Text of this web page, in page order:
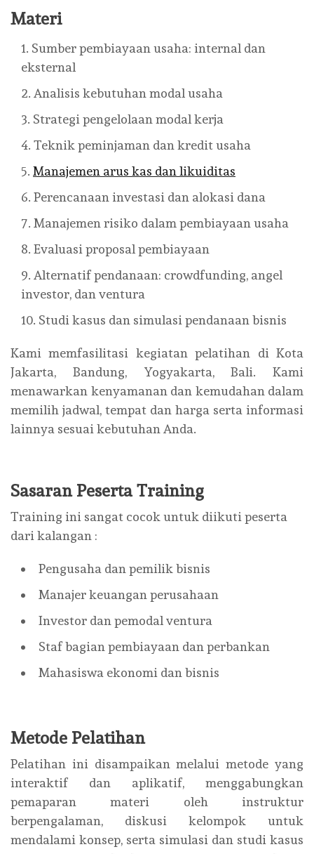
Materi
Sumber pembiayaan usaha: internal dan
eksternal
Analisis kebutuhan modal usaha
Strategi pengelolaan modal kerja
Teknik peminjaman dan kredit usaha
Manajemen arus kas dan likuiditas
Perencanaan investasi dan alokasi dana
Manajemen risiko dalam pembiayaan usaha
Evaluasi proposal pembiayaan
Alternatif pendanaan: crowdfunding, angel
investor, dan ventura
Studi kasus dan simulasi pendanaan bisnis
Kami memfasilitasi kegiatan pelatihan di Kota
Jakarta, Bandung, Yogyakarta, Bali. Kami
menawarkan kenyamanan dan kemudahan dalam
memilih jadwal, tempat dan harga serta informasi
lainnya sesuai kebutuhan Anda.
Sasaran Peserta Training
Training ini sangat cocok untuk diikuti peserta
dari kalangan :
Pengusaha dan pemilik bisnis
Manajer keuangan perusahaan
Investor dan pemodal ventura
Staf bagian pembiayaan dan perbankan
Mahasiswa ekonomi dan bisnis
Metode Pelatihan
Pelatihan ini disampaikan melalui metode yang
interaktif dan aplikatif, menggabungkan
pemaparan materi oleh instruktur
berpengalaman, diskusi kelompok untuk
mendalami konsep, serta simulasi dan studi kasus